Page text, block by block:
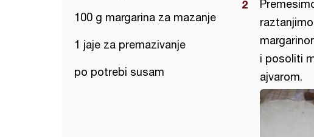
100 g margarina za mazanje
1 jaje za premazivanje
po potrebi susam
i posoliti
ajvarom.